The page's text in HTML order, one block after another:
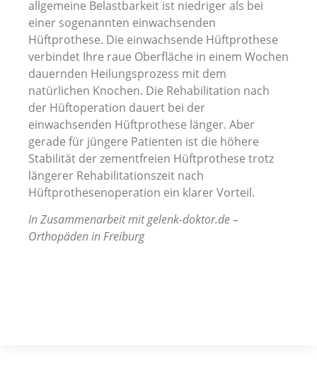
allgemeine Belastbarkeit ist niedriger als bei
einer sogenannten einwachsenden
Hüftprothese. Die einwachsende Hüftprothese
verbindet Ihre raue Oberfläche in einem Wochen
dauernden Heilungsprozess mit dem
natürlichen Knochen. Die Rehabilitation nach
der Hüftoperation dauert bei der
einwachsenden Hüftprothese länger. Aber
gerade für jüngere Patienten ist die höhere
Stabilität der zementfreien Hüftprothese trotz
längerer Rehabilitationszeit nach
Hüftprothesenoperation ein klarer Vorteil.
In Zusammenarbeit mit gelenk-doktor.de –
Orthopäden in Freiburg